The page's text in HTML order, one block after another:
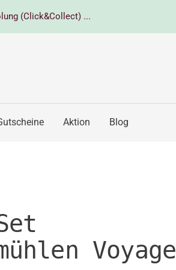
(Click&Collect) ...
Aktion Blog
Voyage